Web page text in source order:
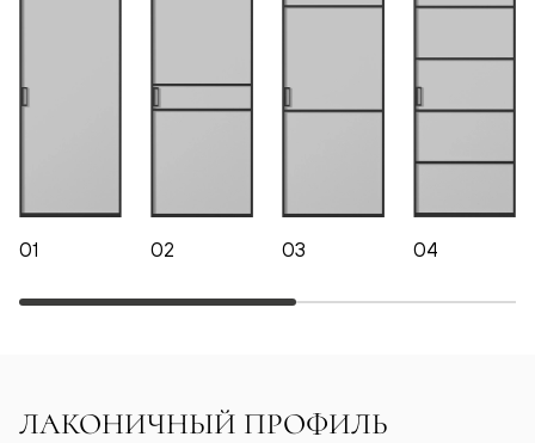
01 02 03 04
ЛАКОНИЧНЫЙ ПРОФИЛЬ